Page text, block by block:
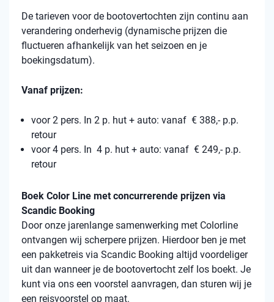
De tarieven voor de bootovertochten zijn continu aan
verandering onderhevig (dynamische prijzen die
fluctueren afhankelijk van het seizoen en je
boekingsdatum).
Vanaf prijzen:
voor 2 pers. In 2 p. hut + auto: vanaf € 388,- p.p.
retour
voor 4 pers. In 4 p. hut + auto: vanaf € 249,- p.p.
retour
Boek Color Line met concurrerende prijzen via
Scandic Booking
Door onze jarenlange samenwerking met Colorline
ontvangen wij scherpere prijzen. Hierdoor ben je met
een pakketreis via Scandic Booking altijd voordeliger
uit dan wanneer je de bootovertocht zelf los boekt. Je
kunt via ons een voorstel aanvragen, dan sturen wij je
een reisvoorstel op maat.